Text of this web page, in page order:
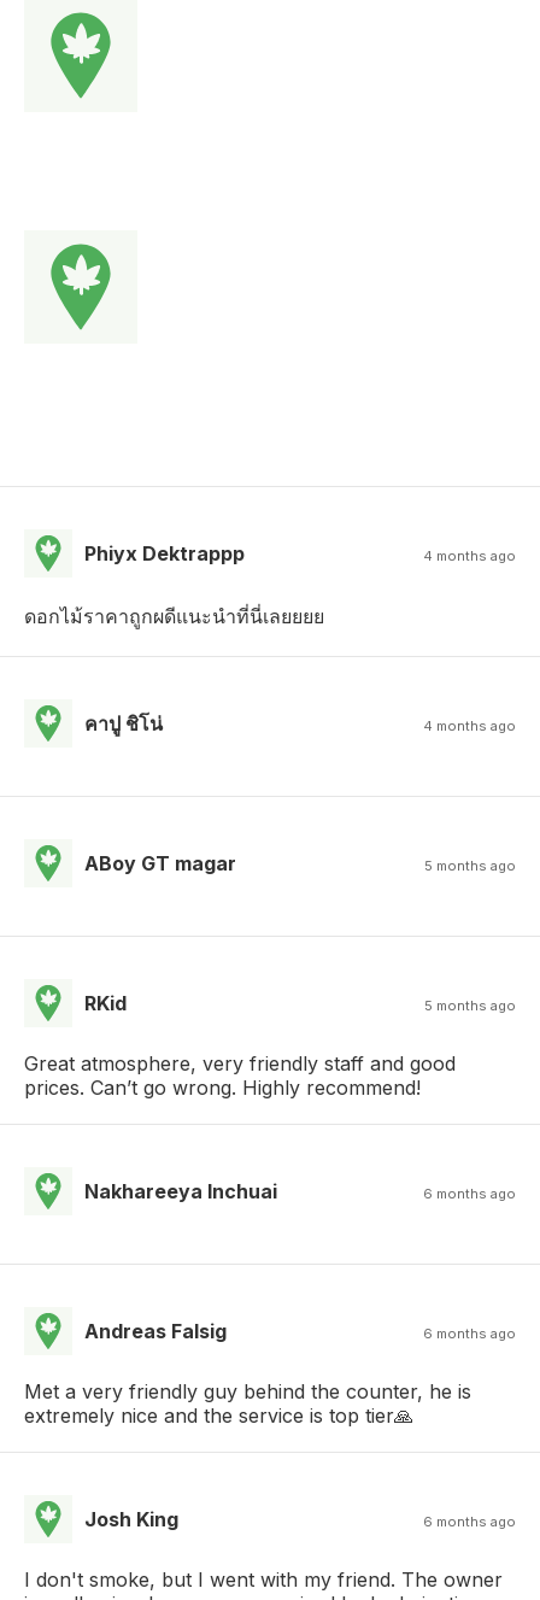
Phiyx Dektrappp 4 months ago
ดอกไม้ราคาถูกผดีแนะนำที่นี่เลยยยย
คาปู ชิโน่ 4 months ago
ABoy GT magar 5 months ago
RKid 5 months ago
Great atmosphere, very friendly staff and good
prices. Can’t go wrong. Highly recommend!
Nakhareeya Inchuai 6 months ago
Andreas Falsig 6 months ago
Met a very friendly guy behind the counter, he is
extremely nice and the service is top tier🙏
Josh King 6 months ago
I don't smoke, but I went with my friend. The owner